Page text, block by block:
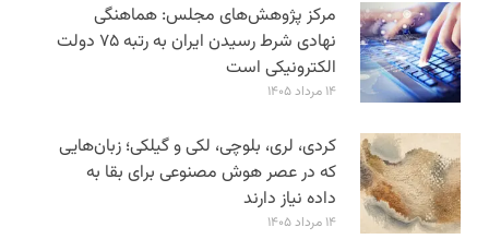
مرکز پژوهش‌های مجلس: هماهنگی
نهادی شرط رسیدن ایران به رتبه ۷۵ دولت
الکترونیکی است
۱۴ مرداد ۱۴۰۵
کردی، لری، بلوچی، لکی و گیلکی؛ زبان‌هایی
که در عصر هوش مصنوعی برای بقا به
داده نیاز دارند
۱۴ مرداد ۱۴۰۵